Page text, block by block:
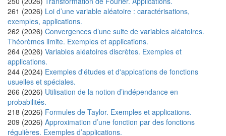
261 (2026) Loi d’une variable aléatoire : caractérisations,
exemples, applications.
262 (2026) Convergences d’une suite de variables aléatoires.
Théorèmes limite. Exemples et applications.
264 (2026) Variables aléatoires discrètes. Exemples et
applications.
244 (2024) Exemples d'études et d'applcations de fonctions
usuelles et spéciales.
266 (2026) Utilisation de la notion d’indépendance en
probabilités.
218 (2026) Formules de Taylor. Exemples et applications.
209 (2026) Approximation d’une fonction par des fonctions
régulières. Exemples d’applications.